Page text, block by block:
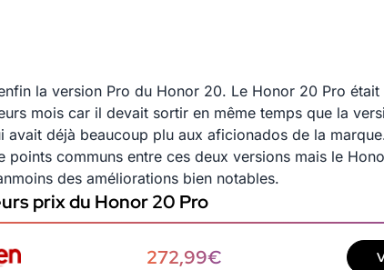
la version Pro du Honor 20. Le Honor 20 Pro était
mois car il devait sortir en même temps que la
avait déjà beaucoup plu aux aficionados de la
points communs entre ces deux versions mais le
des améliorations bien notables.
prix du Honor 20 Pro
272,99€